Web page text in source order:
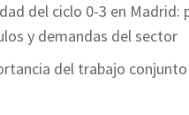
del ciclo 0-3 en Madrid:
y demandas del sector
del trabajo